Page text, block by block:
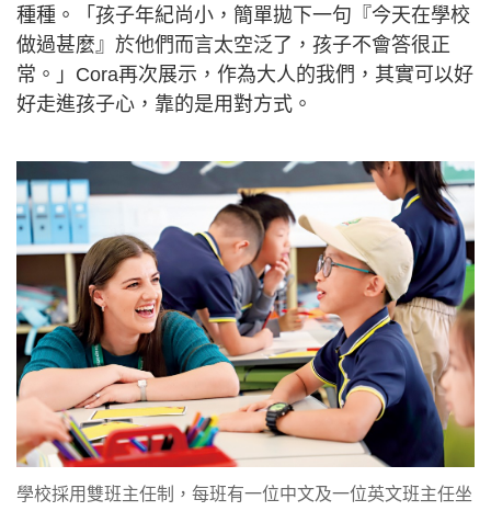
種種。「孩子年紀尚小，簡單拋下一句『今天在學校
做過甚麼』於他們而言太空泛了，孩子不會答很正
常。」Cora再次展示，作為大人的我們，其實可以好
好走進孩子心，靠的是用對方式。
學校採用雙班主任制，每班有一位中文及一位英文班主任坐